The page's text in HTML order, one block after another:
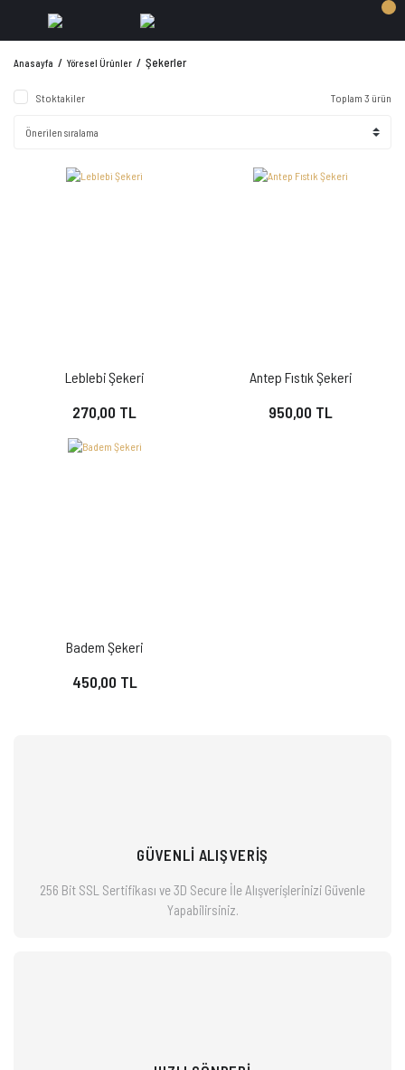
Anasayfa Yöresel Ürünler Şekerler
Stoktakiler Toplam 3 ürün
Leblebi Şekeri
270,00 TL
Antep Fıstık Şekeri
950,00 TL
Badem Şekeri
450,00 TL
GÜVENLİ ALIŞVERİŞ
256 Bit SSL Sertifikası ve 3D Secure İle Alışverişlerinizi Güvenle
Yapabilirsiniz.